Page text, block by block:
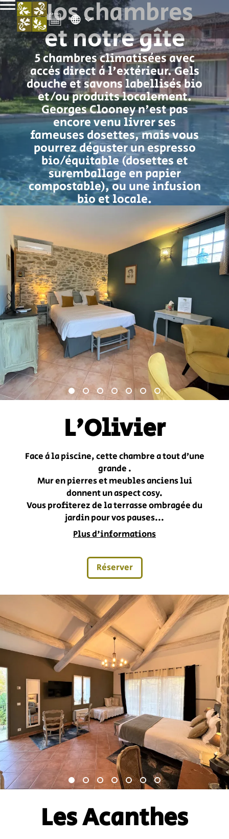
Nos chambres
et notre gîte
5 chambres climatisées avec
accès direct à l'extérieur. Gels
douche et savons labellisés bio
et/ou produits localement.
Georges Clooney n'est pas
encore venu livrer ses
fameuses dosettes, mais vous
pourrez déguster un espresso
bio/équitable (dosettes et
suremballage en papier
compostable), ou une infusion
bio et locale.
L'Olivier
Face à la piscine, cette chambre a tout d’une
grande .
Mur en pierres et meubles anciens lui
donnent un aspect cosy.
Vous profiterez de la terrasse ombragée du
jardin pour vos pauses...
Plus d'informations
Réserver
Les Acanthes